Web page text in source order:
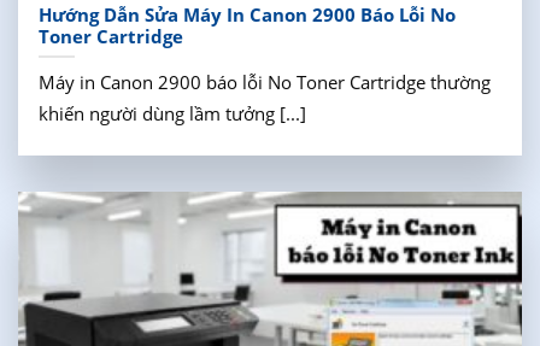
Hướng Dẫn Sửa Máy In Canon 2900 Báo Lỗi No
Toner Cartridge
Máy in Canon 2900 báo lỗi No Toner Cartridge thường
khiến người dùng lầm tưởng [...]